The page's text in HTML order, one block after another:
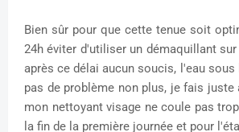
Bien sûr pour que cette tenue soit
24h éviter d'utiliser un démaquillant
après ce délai aucun soucis, l'eau sous
pas de problème non plus, je fais
mon nettoyant visage ne coule pas
la fin de la première journée et pour